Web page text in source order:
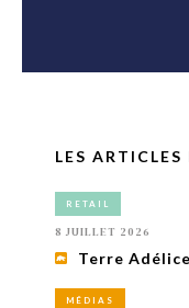
LES ARTICLES
RETAIL
8 JUILLET 2026
Terre
MÉDIAS